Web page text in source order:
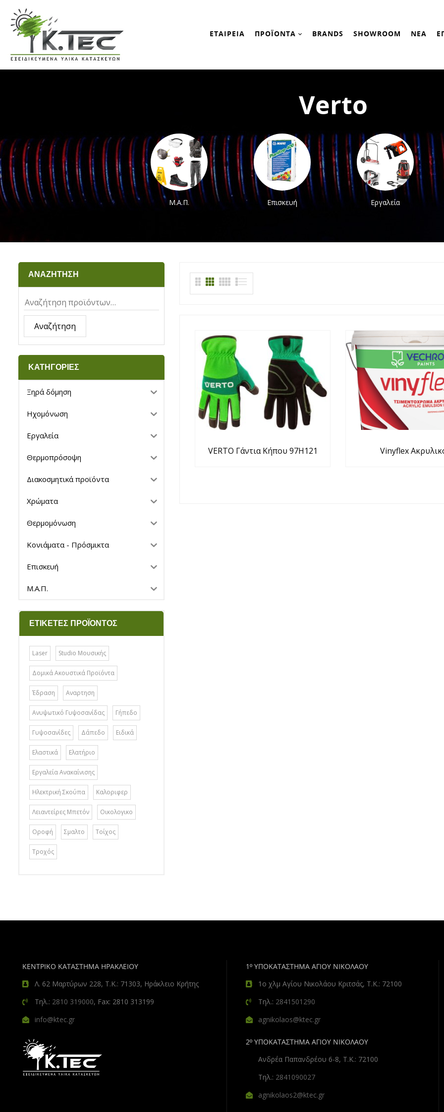
ΕΤΑΙΡΕΙΑ ΠΡΟΪΟΝΤΑ BRANDS SHOWROOM ΝΕΑ
Verto
Χρώματα Μ.Α.Π. Επισκευή Εργαλεία
ΑΝΑΖΗΤΗΣΗ
Αναζήτηση
ΚΑΤΗΓΟΡΙΕΣ
Ξηρά δόμηση
Ηχομόνωση
Εργαλεία
Θερμοπρόσοψη
Διακοσμητικά προϊόντα
Χρώματα
Θερμομόνωση
Κονιάματα - Πρόσμικτα
Επισκευή
Μ.Α.Π.
ΕΤΙΚΈΤΕΣ ΠΡΟΪΌΝΤΟΣ
Laser Studio Μουσικής
Δομικά Ακουστικά Προϊόντα
Έδραση Αναρτηση
Ανυψωτικό Γυψοσανίδας Γήπεδο
Γυψοσανίδες Δάπεδο Ειδικά
Ελαστικά Ελατήριο
Εργαλεία Ανακαίνισης
Ηλεκτρική Σκούπα Καλοριφερ
Λειαντείρες Μπετόν Οικολογικο
Οροφή Σμαλτο Τοίχος
Τροχός
VERTO Γάντια Κήπου 97H121 Vinyflex
ΚΕΝΤΡΙΚΟ ΚΑΤΑΣΤΗΜΑ ΗΡΑΚΛΕΙΟΥ
Λ. 62 Μαρτύρων 228, Τ.Κ.: 71303, Ηράκλειο Κρήτης
Τηλ.: 2810 319000, Fax: 2810 313199
info@ktec.gr
1º ΥΠΟΚΑΤΑΣΤΗΜΑ ΑΓΙΟΥ ΝΙΚΟΛΑΟΥ
1ο χλμ Αγίου Νικολάου Κριτσάς, Τ.Κ.: 72100
Τηλ.: 2841501290
agnikolaos@ktec.gr
2º ΥΠΟΚΑΤΑΣΤΗΜΑ ΑΓΙΟΥ ΝΙΚΟΛΑΟΥ
Ανδρέα Παπανδρέου 6-8, Τ.Κ.: 72100
Τηλ.: 2841090027
agnikolaos2@ktec.gr